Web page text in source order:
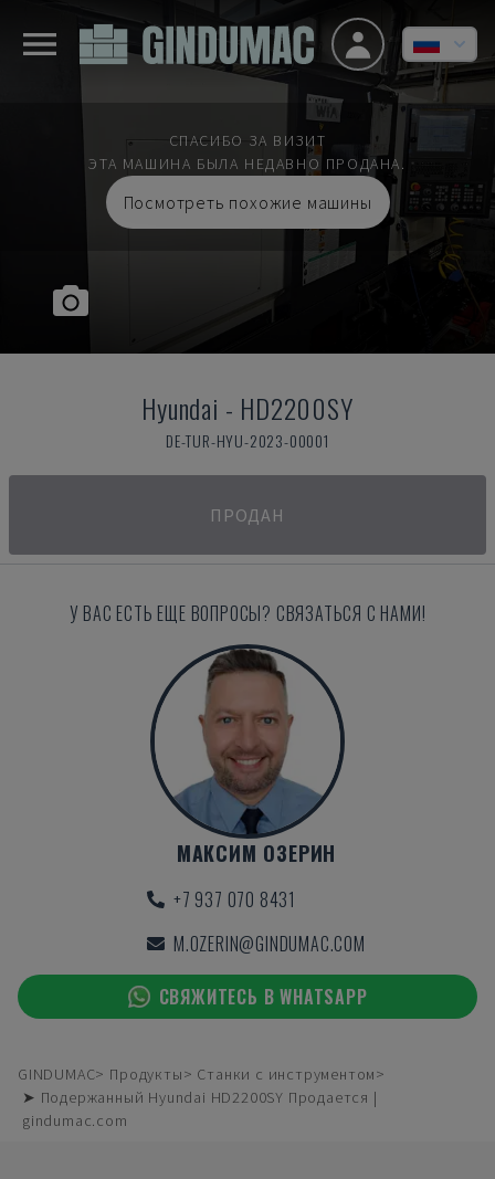
СПАСИБО ЗА ВИЗИТ
ЭТА МАШИНА БЫЛА НЕДАВНО ПРОДАНА.
Посмотреть похожие машины
Hyundai - HD2200SY
DE-TUR-HYU-2023-00001
ПРОДАН
У ВАС ЕСТЬ ЕЩЕ ВОПРОСЫ? СВЯЗАТЬСЯ С НАМИ!
МАКСИМ ОЗЕРИН
+7 937 070 8431
M.OZERIN@GINDUMAC.COM
СВЯЖИТЕСЬ В WHATSAPP
GINDUMAC Продукты
Станки с инструментом
➤ Подержанный Hyundai HD2200SY Продается |
gindumac.com